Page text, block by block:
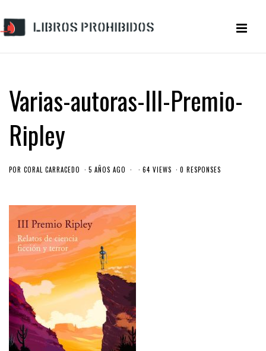
Varias-autoras-III-Premio-
Ripley
POR CORAL CARRACEDO 5 AÑOS AGO 64 VIEWS 0 RESPONSES